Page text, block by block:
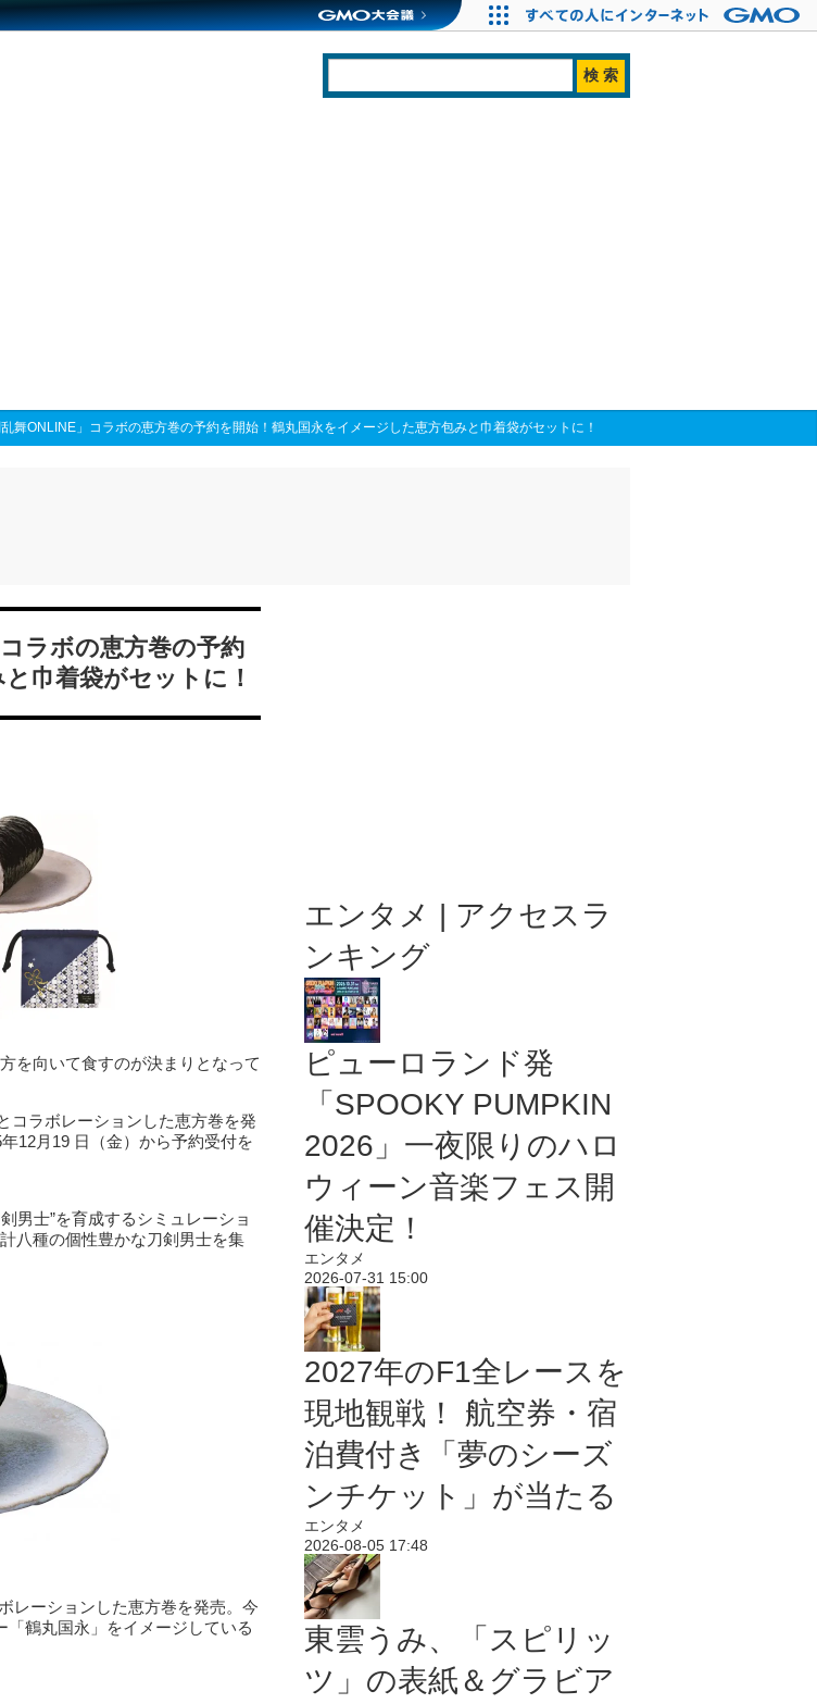
舞ONLINE」コラボの恵方巻の予約を開始！鶴丸国永をイメージした恵方包みと巾着袋がセットに！
ラボの恵方巻の予約
巾着袋がセットに！
を向いて食すのが決まりとなって
コラボレーションした恵方巻を発
12月19 日（金）から予約受付を
男士”を育成するシミュレーショ
八種の個性豊かな刀剣男士を集
レーションした恵方巻を発売。今
鶴丸国永」をイメージしている
エンタメ | アクセスラ
ンキング
ピューロランド発
「SPOOKY PUMPKIN
2026」一夜限りのハロ
ウィーン音楽フェス開
催決定！
エンタメ
2026-07-31 15:00
2027年のF1全レースを
現地観戦！ 航空券・宿
泊費付き「夢のシーズ
ンチケット」が当たる
エンタメ
2026-08-05 17:48
東雲うみ、「スピリッ
ツ」の表紙＆グラビア